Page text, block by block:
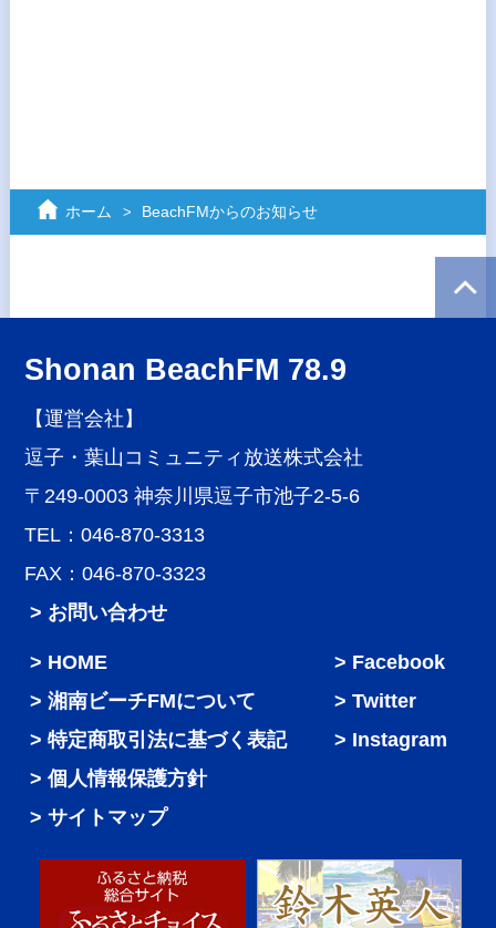
ホーム BeachFMからのお知らせ
Shonan BeachFM 78.9
【運営会社】
逗子・葉山コミュニティ放送株式会社
〒249-0003 神奈川県逗子市池子2-5-6
TEL：046-870-3313
FAX：046-870-3323
> お問い合わせ
HOME
湘南ビーチFMについて
特定商取引法に基づく表記
個人情報保護方針
サイトマップ
Facebook
Twitter
Instagram